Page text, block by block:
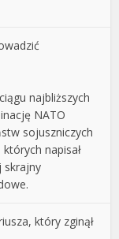
najbliższych
NATO
sojuszniczych
napisał
skrajny
który zginął